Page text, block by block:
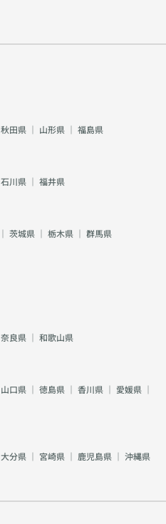
秋田県 ｜ 山形県 ｜ 福島県
石川県 ｜ 福井県
｜ 茨城県 ｜ 栃木県 ｜ 群馬県
奈良県 ｜ 和歌山県
山口県 ｜ 徳島県 ｜ 香川県 ｜ 愛媛県 ｜
大分県 ｜ 宮崎県 ｜ 鹿児島県 ｜ 沖縄県